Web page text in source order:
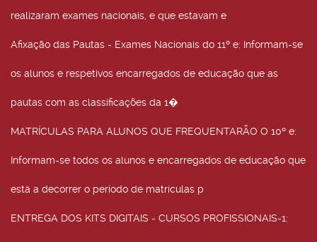
realizaram exames nacionais, e que estavam e
Afixação das Pautas - Exames Nacionais do 11º e: Informam-se
os alunos e respetivos encarregados de educação que as
pautas com as classificações da 1�
MATRÍCULAS PARA ALUNOS QUE FREQUENTARÃO O 10º e:
Informam-se todos os alunos e encarregados de educação que
está a decorrer o período de matrículas p
ENTREGA DOS KITS DIGITAIS - CURSOS PROFISSIONAIS-1: